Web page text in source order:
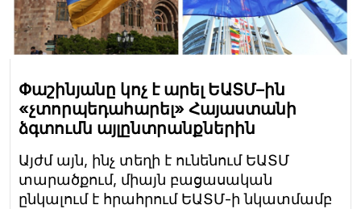
Փաշինյանը կոչ է արել ԵԱՏՄ–ին
«չտորպեդահարել» Հայաստանի
ձգտումն այլընտրանքներին
Այժմ այն, ինչ տեղի է ունենում ԵԱՏՄ
տարածքում, միայն բացասական
ընկալում է հրահրում ԵԱՏՄ-ի նկատմամբ